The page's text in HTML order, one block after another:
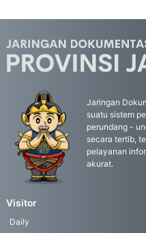
Jaringan
suatu sistem
perundang -
secara tertib,
pelayanan
akurat.
Visitor
Daily